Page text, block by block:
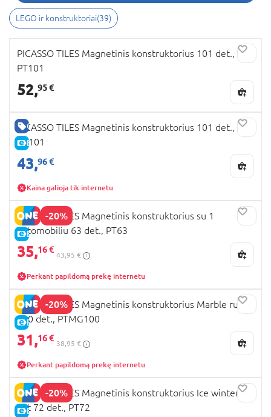
LEGO ir konstruktoriai(39)
PICASSO TILES Magnetinis konstruktorius 101 det.,
PT101
52,95 €
GERA KAINA
E-KAINA
PICASSO TILES Magnetinis konstruktorius 101 det.,
PC101
43,96 €
Kaina galioja tik internetu
-20%
E-KAINA
PICASSO TILES Magnetinis konstruktorius su 1
automobiliu 63 det., PT63
35,16 €
43,95 €
Perkant papildomą prekę internetu
-20%
E-KAINA
PICASSO TILES Magnetinis konstruktorius Marble run
100 det., PTMG100
31,16 €
38,95 €
Perkant papildomą prekę internetu
-20%
E-KAINA
PICASSO TILES Magnetinis konstruktorius Ice winter
Set 72 det., PT72